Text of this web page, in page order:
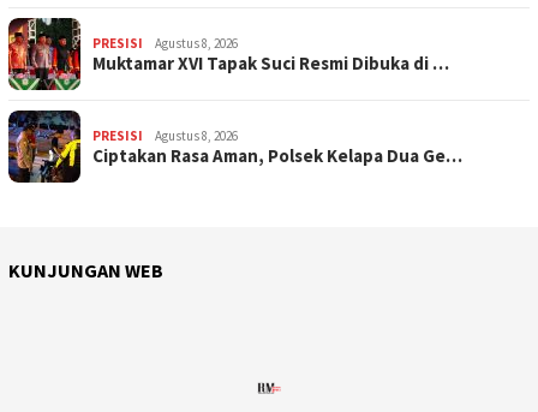
PRESISI Agustus 8, 2026
Muktamar XVI Tapak Suci Resmi Dibuka di …
PRESISI Agustus 8, 2026
Ciptakan Rasa Aman, Polsek Kelapa Dua Ge…
KUNJUNGAN WEB